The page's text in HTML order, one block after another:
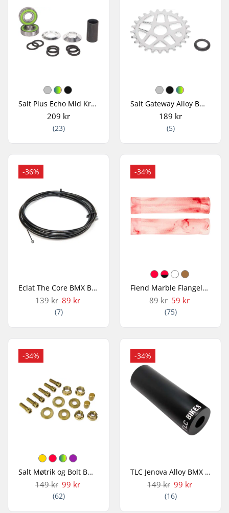
Salt Plus Echo Mid Krankboks
209 kr
(23)
Salt Gateway Alloy BMX Tandhjul
189 kr
(5)
-36%
Eclat The Core BMX Bremsekabel
139 kr 89 kr
(7)
-34%
Fiend Marble Flangeless Håndtag
89 kr 59 kr
(75)
-34%
Salt Møtrik og Bolt BMX Sæt
149 kr 99 kr
(62)
-34%
TLC Jenova Alloy BMX Peg
149 kr 99 kr
(16)